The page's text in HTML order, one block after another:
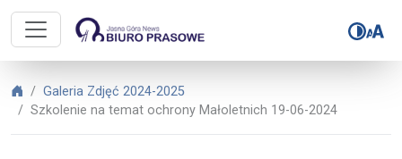
Biuro Prasowe Jasnej Góry –
Biuro Prasowe Jasnej Góry
Galeria Zdjęć 2024-2025
Szkolenie na temat ochrony Małoletnich 19-06-2024